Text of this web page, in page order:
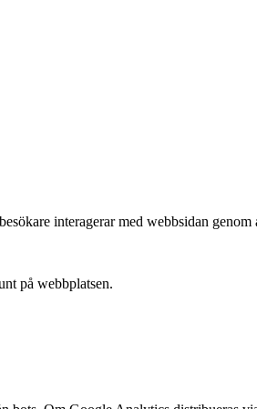
interagerar med webbsidan
på webbplatsen.